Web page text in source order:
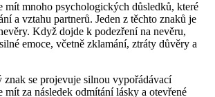
mít mnoho psychologických důsledků, které
a vztahu partnerů. Jeden z těchto znaků je
Když dojde k podezření na nevěru,
emoce, včetně zklamání, ztráty důvěry a
se projevuje silnou vypořádávací
mít za následek odmítání lásky a otevřené